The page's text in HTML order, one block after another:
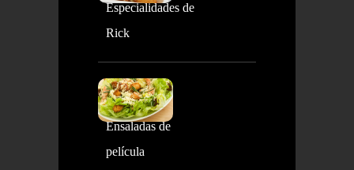
Especialidades de
Rick
Ensaladas de
película